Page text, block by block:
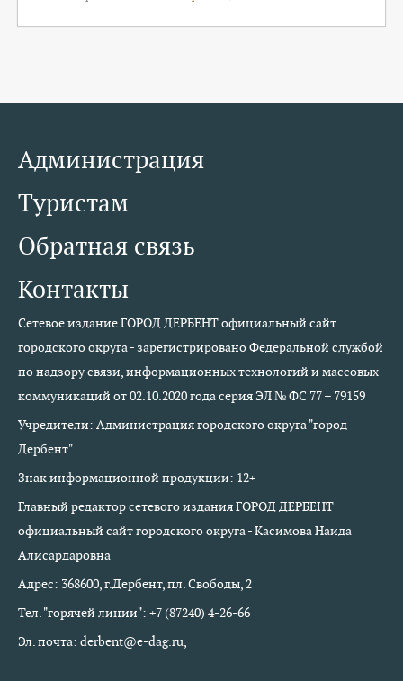
Администрация
Туристам
Обратная связь
Контакты
Сетевое издание ГОРОД ДЕРБЕНТ официальный сайт
городского округа - зарегистрировано Федеральной службой
по надзору связи, информационных технологий и массовых
коммуникаций от 02.10.2020 года серия ЭЛ № ФС 77 – 79159
Учредители: Администрация городского округа "город
Дербент"
Знак информационной продукции: 12+
Главный редактор сетевого издания ГОРОД ДЕРБЕНТ
официальный сайт городского округа - Касимова Наида
Алисардаровна
Адрес: 368600, г.Дербент, пл. Свободы, 2
Тел. "горячей линии": +7 (87240) 4-26-66
Эл. почта: derbent@e-dag.ru,